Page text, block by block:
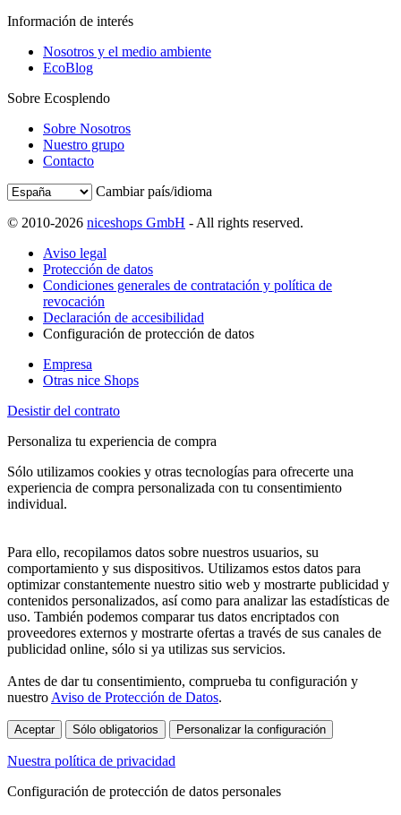
Información de interés
Nosotros y el medio ambiente
EcoBlog
Sobre Ecosplendo
Sobre Nosotros
Nuestro grupo
Contacto
Cambiar país/idioma
© 2010-2026 niceshops GmbH - All rights reserved.
Aviso legal
Protección de datos
Condiciones generales de contratación y política de
revocación
Declaración de accesibilidad
Configuración de protección de datos
Empresa
Otras nice Shops
Desistir del contrato
Personaliza tu experiencia de compra
Sólo utilizamos cookies y otras tecnologías para ofrecerte una
experiencia de compra personalizada con tu consentimiento
individual.
Para ello, recopilamos datos sobre nuestros usuarios, su
comportamiento y sus dispositivos. Utilizamos estos datos para
optimizar constantemente nuestro sitio web y mostrarte publicidad y
contenidos personalizados, así como para analizar las estadísticas de
uso. También podemos comparar tus datos encriptados con
proveedores externos y mostrarte ofertas a través de sus canales de
publicidad online, sólo si ya utilizas sus servicios.
Antes de dar tu consentimiento, comprueba tu configuración y
nuestro Aviso de Protección de Datos.
Aceptar Sólo obligatorios Personalizar la configuración
Nuestra política de privacidad
Configuración de protección de datos personales